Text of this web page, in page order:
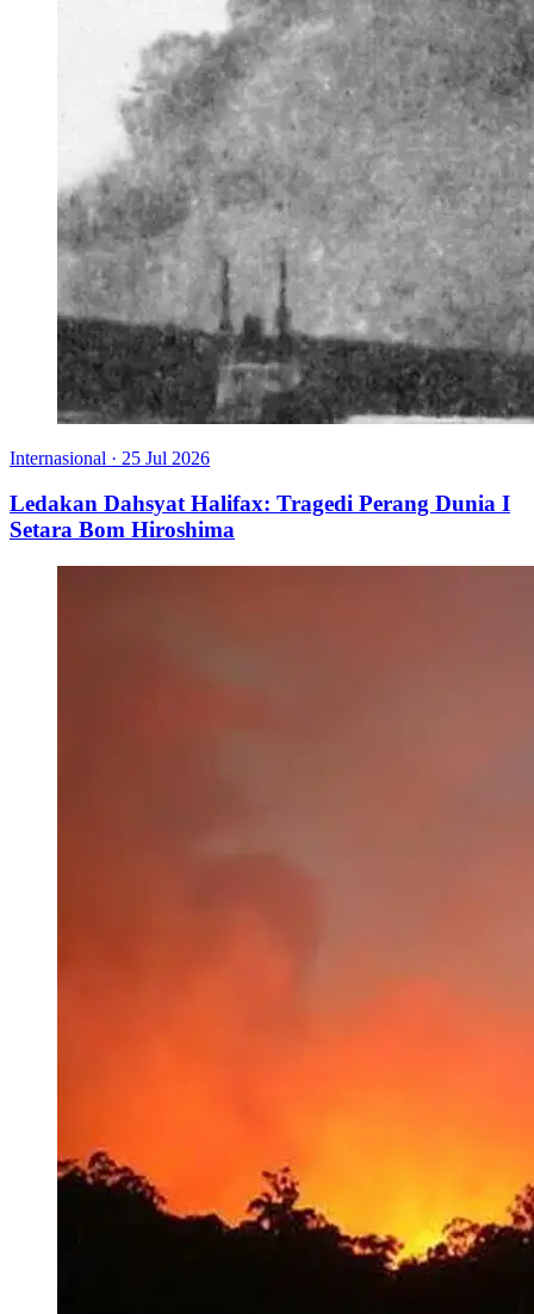
Internasional · 25 Jul 2026
Ledakan Dahsyat Halifax: Tragedi Perang Dunia I
Setara Bom Hiroshima